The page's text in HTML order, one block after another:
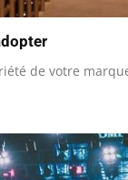
de votre